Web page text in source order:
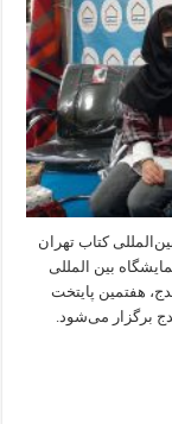
کتاب تهران
گزارش خانه کتاب کُردی از ۳۳مین نمایشگاه بین المللی
روز سنندج، هفتمین پایتخت
برگزار می‌شود.